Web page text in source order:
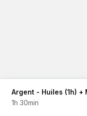
Argent - Huiles (1h) +
1h 30min